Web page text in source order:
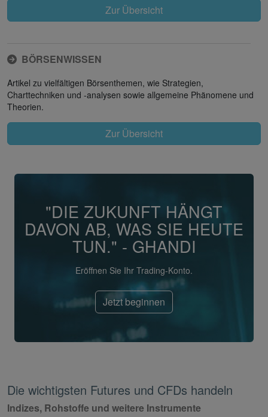
Zur Übersicht
BÖRSENWISSEN
Artikel zu vielfältigen Börsenthemen, wie Strategien,
Charttechniken und -analysen sowie allgemeine Phänomene und
Theorien.
Zur Übersicht
"DIE ZUKUNFT HÄNGT
DAVON AB, WAS SIE HEUTE
TUN." - GHANDI
Eröffnen Sie Ihr Trading-Konto.
Jetzt beginnen
Die wichtigsten Futures und CFDs handeln
Indizes, Rohstoffe und weitere Instrumente